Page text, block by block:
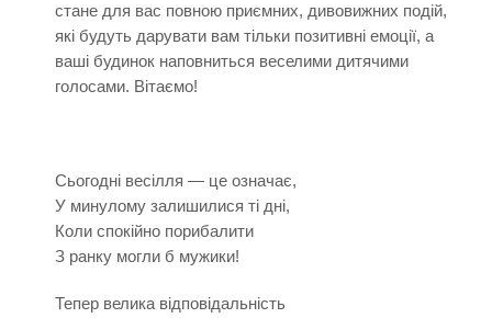
стане для вас повною приємних, дивовижних подій,
які будуть дарувати вам тільки позитивні емоції, а
ваші будинок наповниться веселими дитячими
голосами. Вітаємо!
Сьогодні весілля — це означає,
У минулому залишилися ті дні,
Коли спокійно порибалити
З ранку могли б мужики!
Тепер велика відповідальність